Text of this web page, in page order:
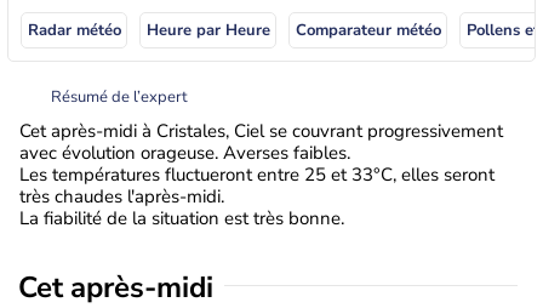
Radar météo Heure par Heure Comparateur météo Pollens
Résumé de l’expert
Cet après-midi à Cristales, Ciel se couvrant progressivement
avec évolution orageuse. Averses faibles.
Les températures fluctueront entre 25 et 33°C, elles seront
très chaudes l'après-midi.
La fiabilité de la situation est très bonne.
Cet après-midi